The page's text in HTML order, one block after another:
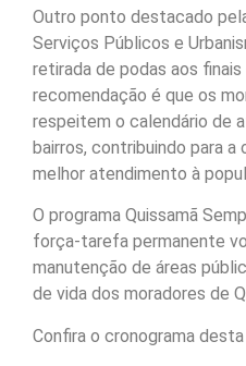
Outro ponto destacado
Serviços Públicos e
retirada de podas aos finais
recomendação é que os
respeitem o calendário de
bairros, contribuindo para a
melhor atendimento à
O programa Quissamã
força-tarefa permanente
manutenção de áreas
de vida dos moradores de
Confira o cronograma desta